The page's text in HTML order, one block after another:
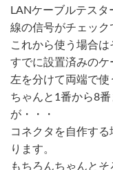
LANケーブルテス
線の信号がチェック
これから使う場合は
すでに設置済みのケ
左を分けて両端で使
ちゃんと1番から8
が・・・
コネクタを自作す
ります。
もちろんちゃんとそ